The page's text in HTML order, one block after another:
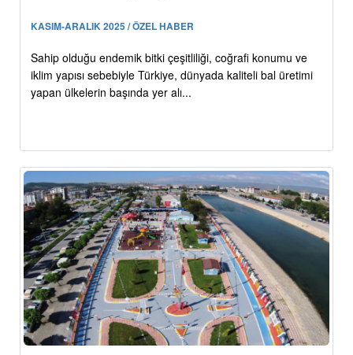
KASIM-ARALIK 2025 / ÖZEL HABER
Sahip olduğu endemik bitki çeşitliliği, coğrafi konumu ve
iklim yapısı sebebiyle Türkiye, dünyada kaliteli bal üretimi
yapan ülkelerin başında yer alı...